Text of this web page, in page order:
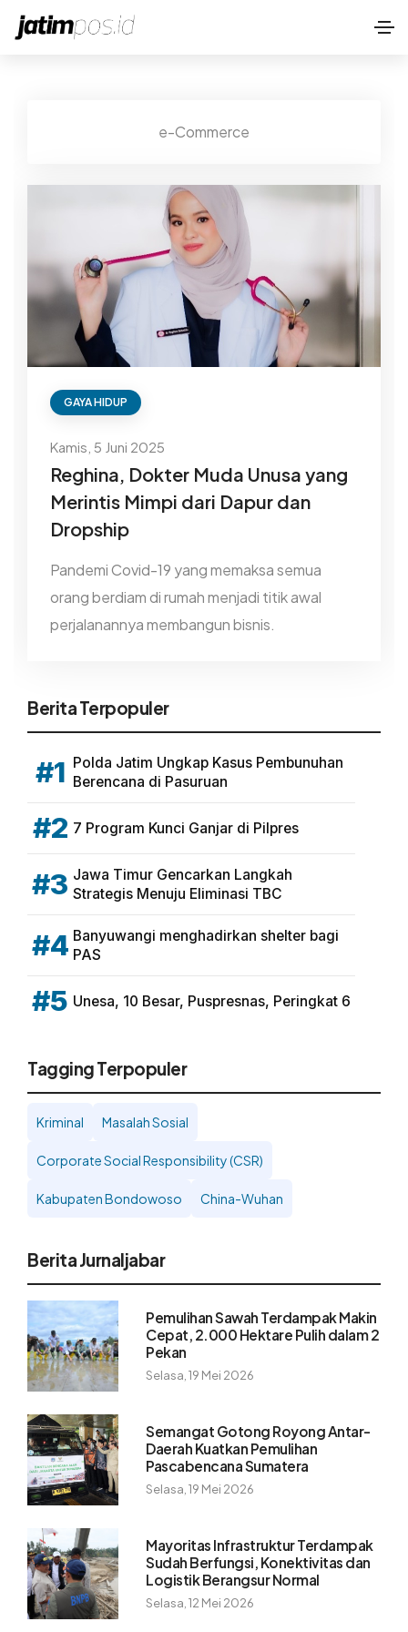
e-Commerce
GAYA HIDUP
Kamis, 5 Juni 2025
Reghina, Dokter Muda Unusa yang
Merintis Mimpi dari Dapur dan
Dropship
Pandemi Covid-19 yang memaksa semua
orang berdiam di rumah menjadi titik awal
perjalanannya membangun bisnis.
Berita Terpopuler
#1 Polda Jatim Ungkap Kasus Pembunuhan
Berencana di Pasuruan
#2 7 Program Kunci Ganjar di Pilpres
#3 Jawa Timur Gencarkan Langkah
Strategis Menuju Eliminasi TBC
#4 Banyuwangi menghadirkan shelter bagi
PAS
#5 Unesa, 10 Besar, Puspresnas, Peringkat 6
Tagging Terpopuler
Kriminal Masalah Sosial
Corporate Social Responsibility (CSR)
Kabupaten Bondowoso China-Wuhan
Berita Jurnaljabar
Pemulihan Sawah Terdampak Makin
Cepat, 2.000 Hektare Pulih dalam 2
Pekan
Selasa, 19 Mei 2026
Semangat Gotong Royong Antar-
Daerah Kuatkan Pemulihan
Pascabencana Sumatera
Selasa, 19 Mei 2026
Mayoritas Infrastruktur Terdampak
Sudah Berfungsi, Konektivitas dan
Logistik Berangsur Normal
Selasa, 12 Mei 2026